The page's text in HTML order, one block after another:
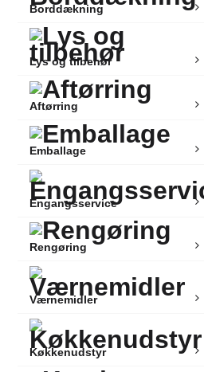
Borddækning
Lys og tilbehør
Aftørring
Emballage
Engangsservice
Rengøring
Værnemidler
Køkkenudstyr